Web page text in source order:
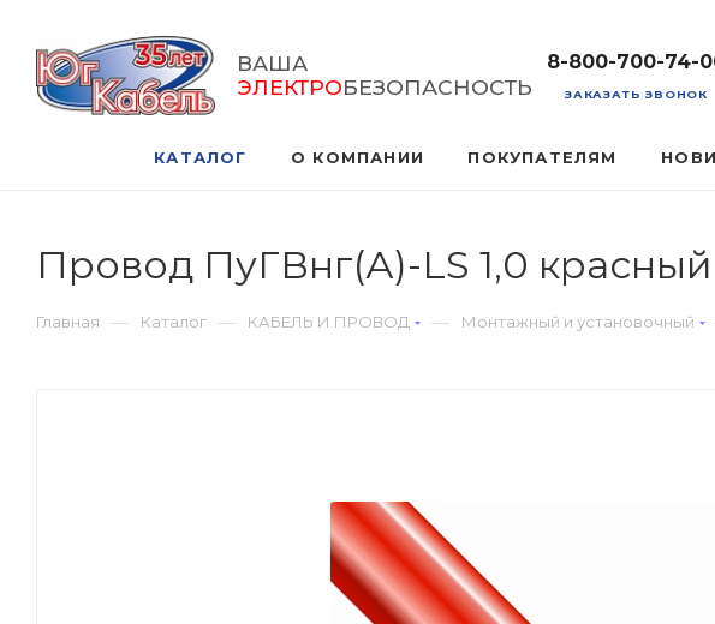
ВАША
ЭЛЕКТРОБЕЗОПАСНОСТЬ
8-800-700-74-
ЗАКАЗАТЬ ЗВОНОК
КАТАЛОГ О КОМПАНИИ ПОКУПАТЕЛЯМ
Провод ПуГВнг(А)-LS 1,0
Главная — Каталог — КАБЕЛЬ И ПРОВОД — Монтажный и установочный